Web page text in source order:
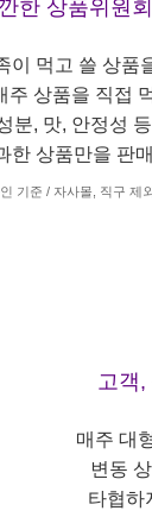
한 상품위원회
이 먹고 쓸 상품
주 상품을 직접
분, 맛, 안정성
한 상품만을 판
기준 / 자사몰, 직구 제
고객,
매주 대
변동
타협하